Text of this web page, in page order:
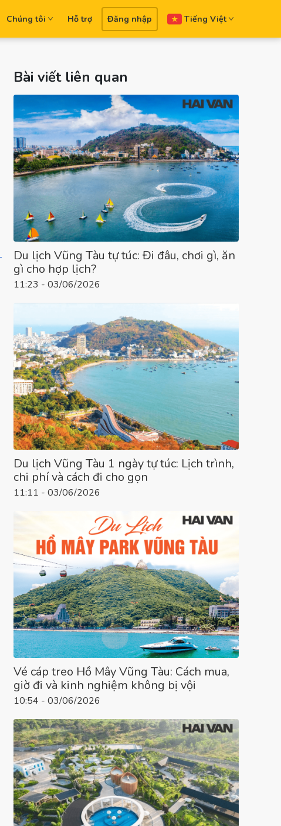
Chúng tôi Hỗ trợ Đăng nhập Tiếng Việt
Bài viết liên quan
Du lịch Vũng Tàu tự túc: Đi đâu, chơi gì, ăn
gì cho hợp lịch?
11:23 - 03/06/2026
Du lịch Vũng Tàu 1 ngày tự túc: Lịch trình,
chi phí và cách đi cho gọn
11:11 - 03/06/2026
Vé cáp treo Hồ Mây Vũng Tàu: Cách mua,
giờ đi và kinh nghiệm không bị vội
10:54 - 03/06/2026